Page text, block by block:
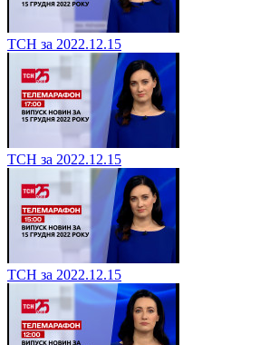
ТСН за 2022.12.15
ТСН за 2022.12.15
ТСН за 2022.12.15